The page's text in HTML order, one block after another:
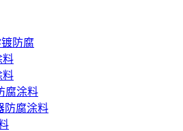
防腐
料
料
腐涂料
防腐涂料